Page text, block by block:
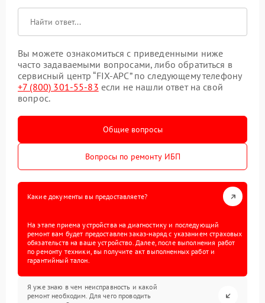
Вы можете ознакомиться с приведенными ниже
часто задаваемыми вопросами, либо обратиться в
сервисный центр “FIX-APC” по следующему телефону
+7 (800) 301-55-83 если не нашли ответ на свой
вопрос.
Общие вопросы
Вопросы по ремонту ИБП
Какие документы вы предоставляете?
На этапе приема устройства на диагностику и последующий
ремонт вам будет предоставлен заказ-наряд с указанием страховых
обязательств на ваше устройство. Далее, после выполнения работ
по ремонту техники, вы получите акт выполненных работ и
гарантийный талон.
Я уже знаю в чем неисправность и какой
ремонт необходим. Для чего проводить